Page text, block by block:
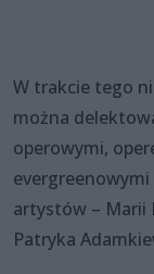
W trakcie tego
można
operowymi,
artystów – Marii
Patryka